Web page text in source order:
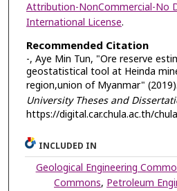
Attribution-NonCommercial-No
International License.
Recommended Citation
-, Aye Min Tun, "Ore reserve
geostatistical tool at Heinda
region,union of Myanmar" (2019).
University Theses and
https://digital.car.chula.ac.th/
INCLUDED IN
Geological Engineering
Commons, Petroleum